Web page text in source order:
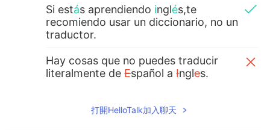
Si estás aprendiendo inglés,te
recomiendo usar un diccionario, no un
traductor.
Hay cosas que no puedes traducir
literalmente deEspañol aIngles.
literalmente del e spañol a ngl
打開HelloTalk加入聊天